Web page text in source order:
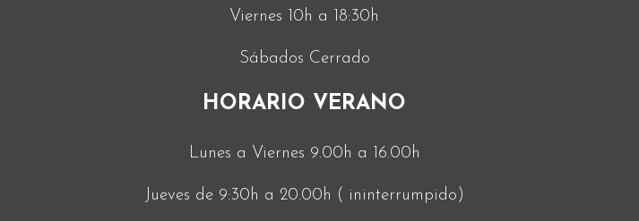
Viernes 10h a 18:30h
Sábados Cerrado
HORARIO VERANO
Lunes a Viernes 9.00h a 16.00h
Jueves de 9:30h a 20.00h ( ininterrumpido)